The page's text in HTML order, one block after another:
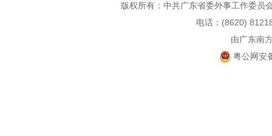
版权所有：中共广东省委外事工作委
电话：(8620)
由广东南
粤公网安